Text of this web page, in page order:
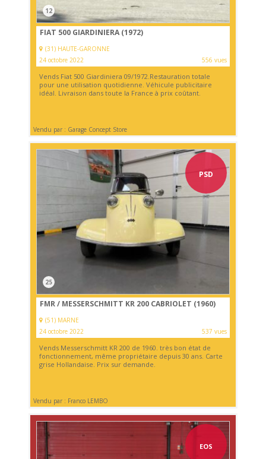
12
FIAT 500 GIARDINIERA (1972)
(31) HAUTE-GARONNE
24 octobre 2022
556 vues
Vends Fiat 500 Giardiniera 09/1972.Restauration totale
pour une utilisation quotidienne. Véhicule publicitaire
idéal. Livraison dans toute la France à prix coûtant.
Vendu par : Garage Concept Store
PSD
25
FMR / MESSERSCHMITT KR 200 CABRIOLET (1960)
(51) MARNE
24 octobre 2022
537 vues
Vends Messerschmitt KR 200 de 1960. très bon état de
fonctionnement, même propriétaire depuis 30 ans. Carte
grise Hollandaise. Prix sur demande.
Vendu par : Franco LEMBO
EOS